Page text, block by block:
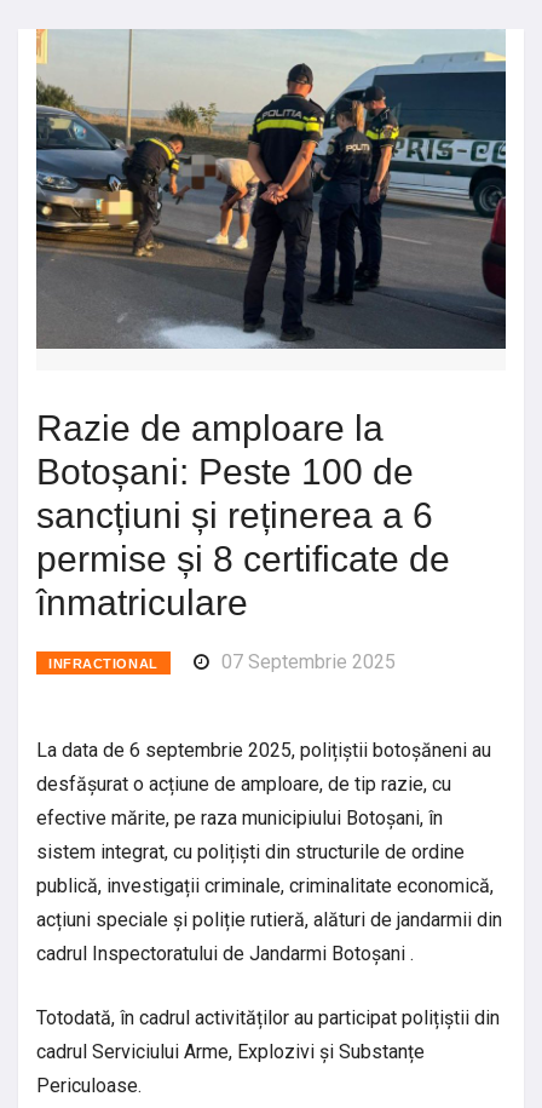
Razie de amploare la
Botoșani: Peste 100 de
sancțiuni și reținerea a 6
permise și 8 certificate de
înmatriculare
INFRACTIONAL 07 Septembrie 2025
La data de 6 septembrie 2025, polițiștii botoșăneni au
desfășurat o acțiune de amploare, de tip razie, cu
efective mărite, pe raza municipiului Botoșani, în
sistem integrat, cu polițiști din structurile de ordine
publică, investigații criminale, criminalitate economică,
acțiuni speciale și poliție rutieră, alături de jandarmii din
cadrul Inspectoratului de Jandarmi Botoșani .
Totodată, în cadrul activităților au participat polițiștii din
cadrul Serviciului Arme, Explozivi și Substanțe
Periculoase.